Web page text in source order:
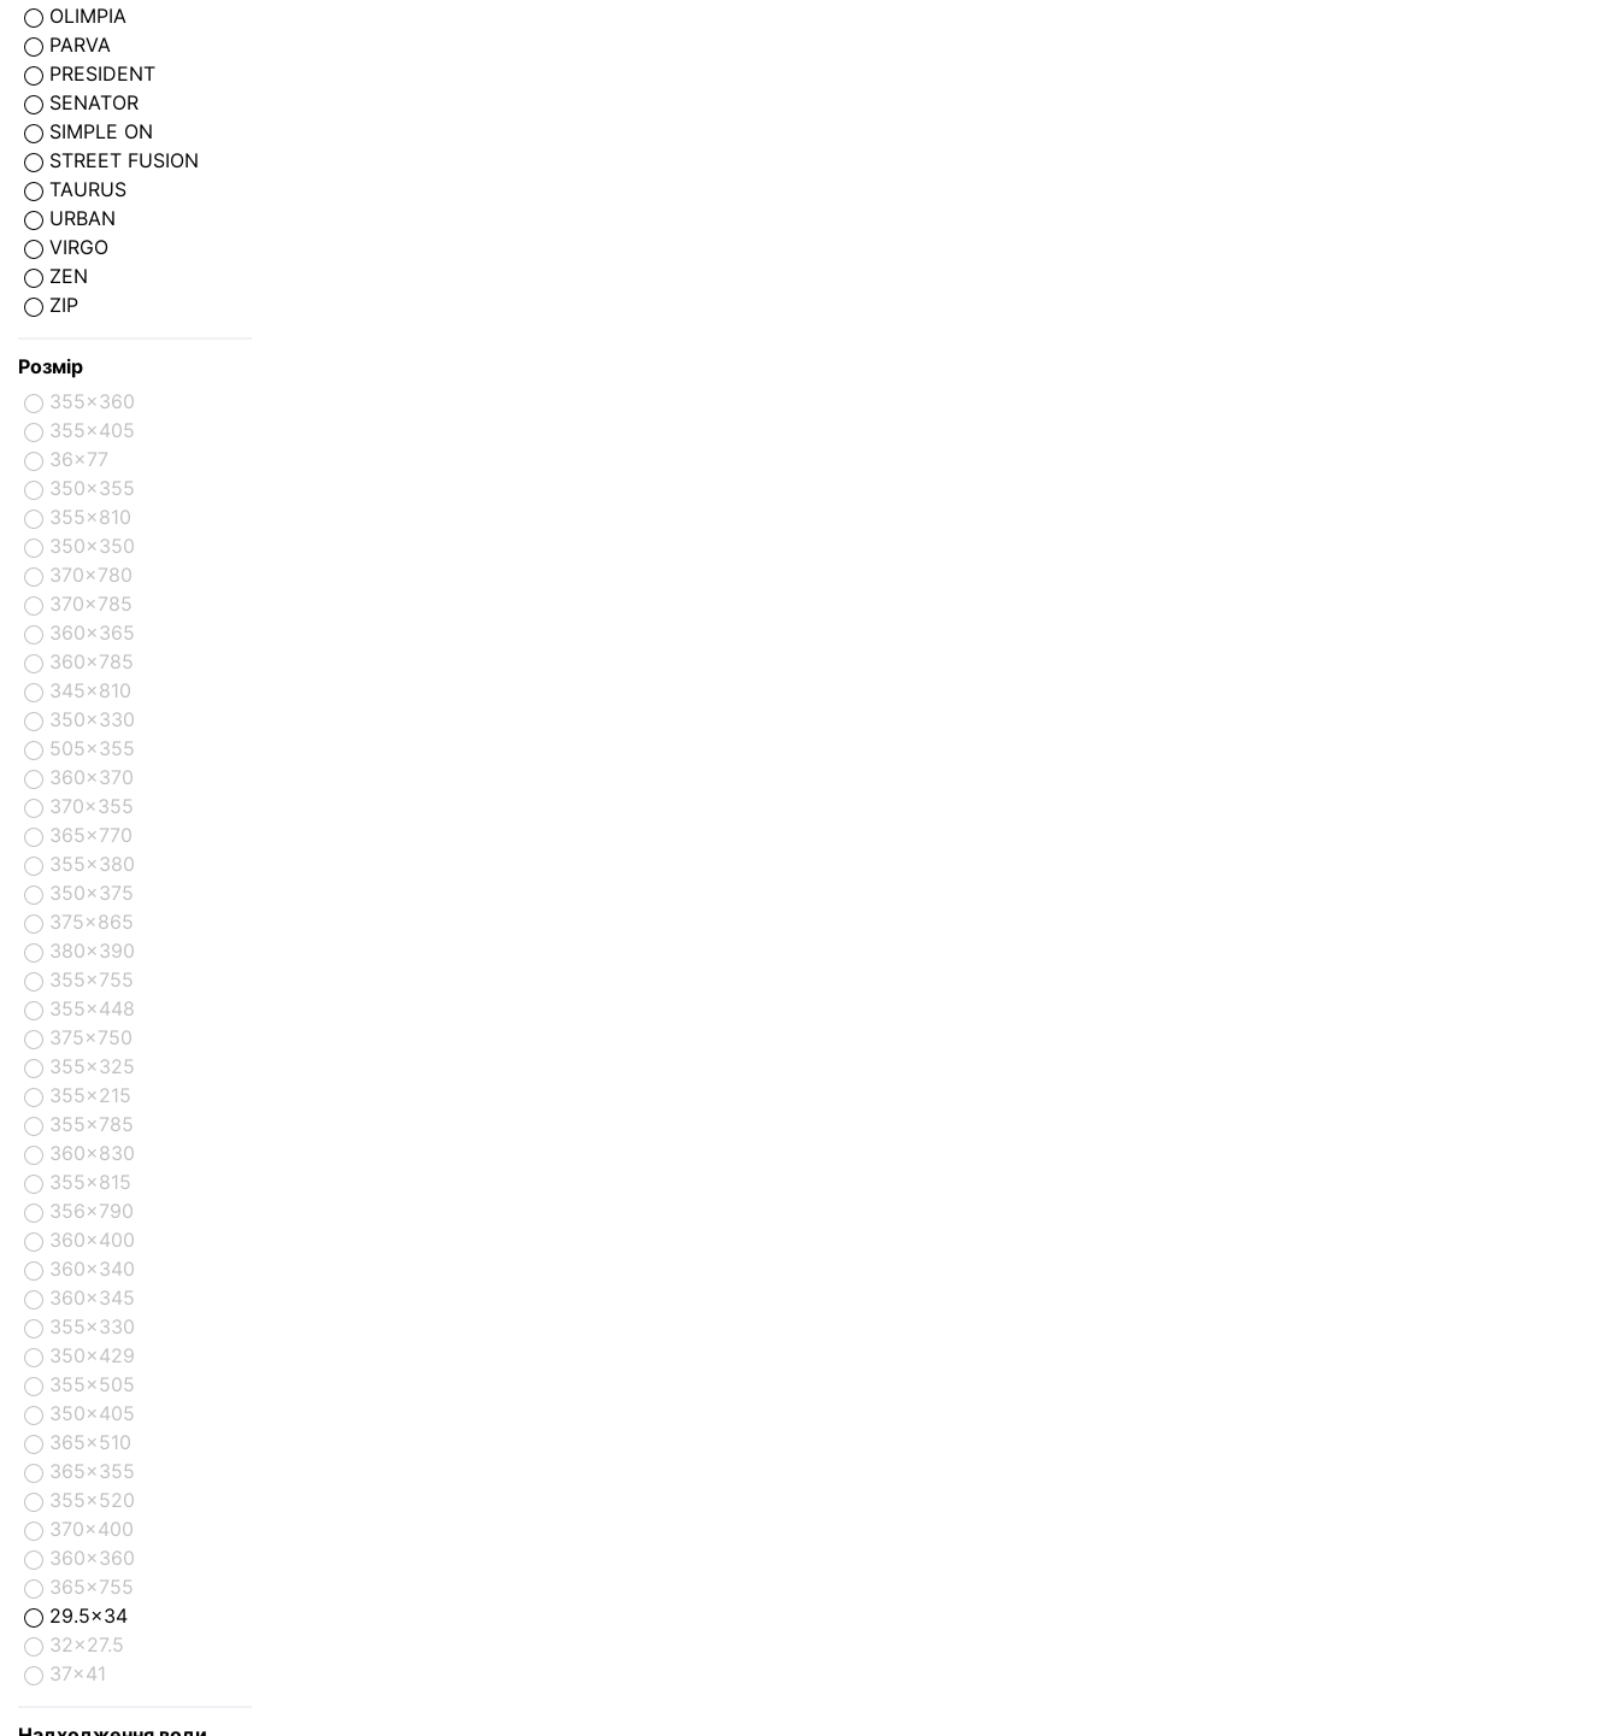
OLIMPIA
PARVA
PRESIDENT
SENATOR
SIMPLE ON
STREET FUSION
TAURUS
URBAN
VIRGO
ZEN
ZIP
Розмір
355x360
355x405
36x77
350x355
355x810
350x350
370x780
370x785
360x365
360x785
345x810
350x330
505x355
360x370
370x355
365x770
355x380
350x375
375x865
380x390
355x755
355x448
375x750
355x325
355x215
355x785
360x830
355x815
356x790
360x400
360x340
360x345
355x330
350x429
355x505
350x405
365x510
365x355
355x520
370x400
360x360
365x755
29.5x34
32x27.5
37x41